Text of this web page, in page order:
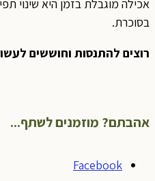
אכילה מוגבלת בזמן היא שינוי
בסוכרת.
רוצים להתנסות וחוששים
אהבתם? מוזמנים לשתף...
Facebook